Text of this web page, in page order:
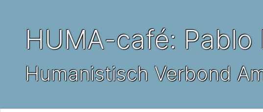
HUMA-café:
Humanistisch Verbond